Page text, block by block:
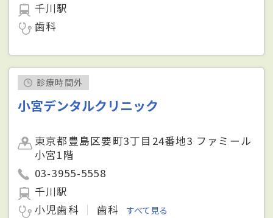
千川駅
歯科
診療時間外
小宮デンタルクリニック
東京都豊島区要町3丁目24番地3 ファミール
小宮1階
03-3955-5558
千川駅
小児歯科
歯科 すべて見る